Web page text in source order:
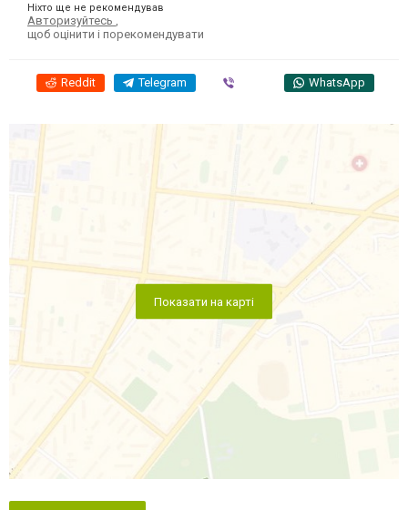
Ніхто ще не рекомендував
Авторизуйтесь
щоб оцінити і порекомендувати
Reddit Telegram WhatsApp
Показати на карті